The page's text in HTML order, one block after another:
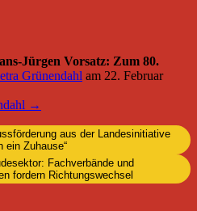
Jürgen Vorsatz: Zum 80.
Grünendahl am 22. Februar
→
aus der Landesinitiative
ein Zuhause“
Fachverbände und
fordern Richtungswechsel